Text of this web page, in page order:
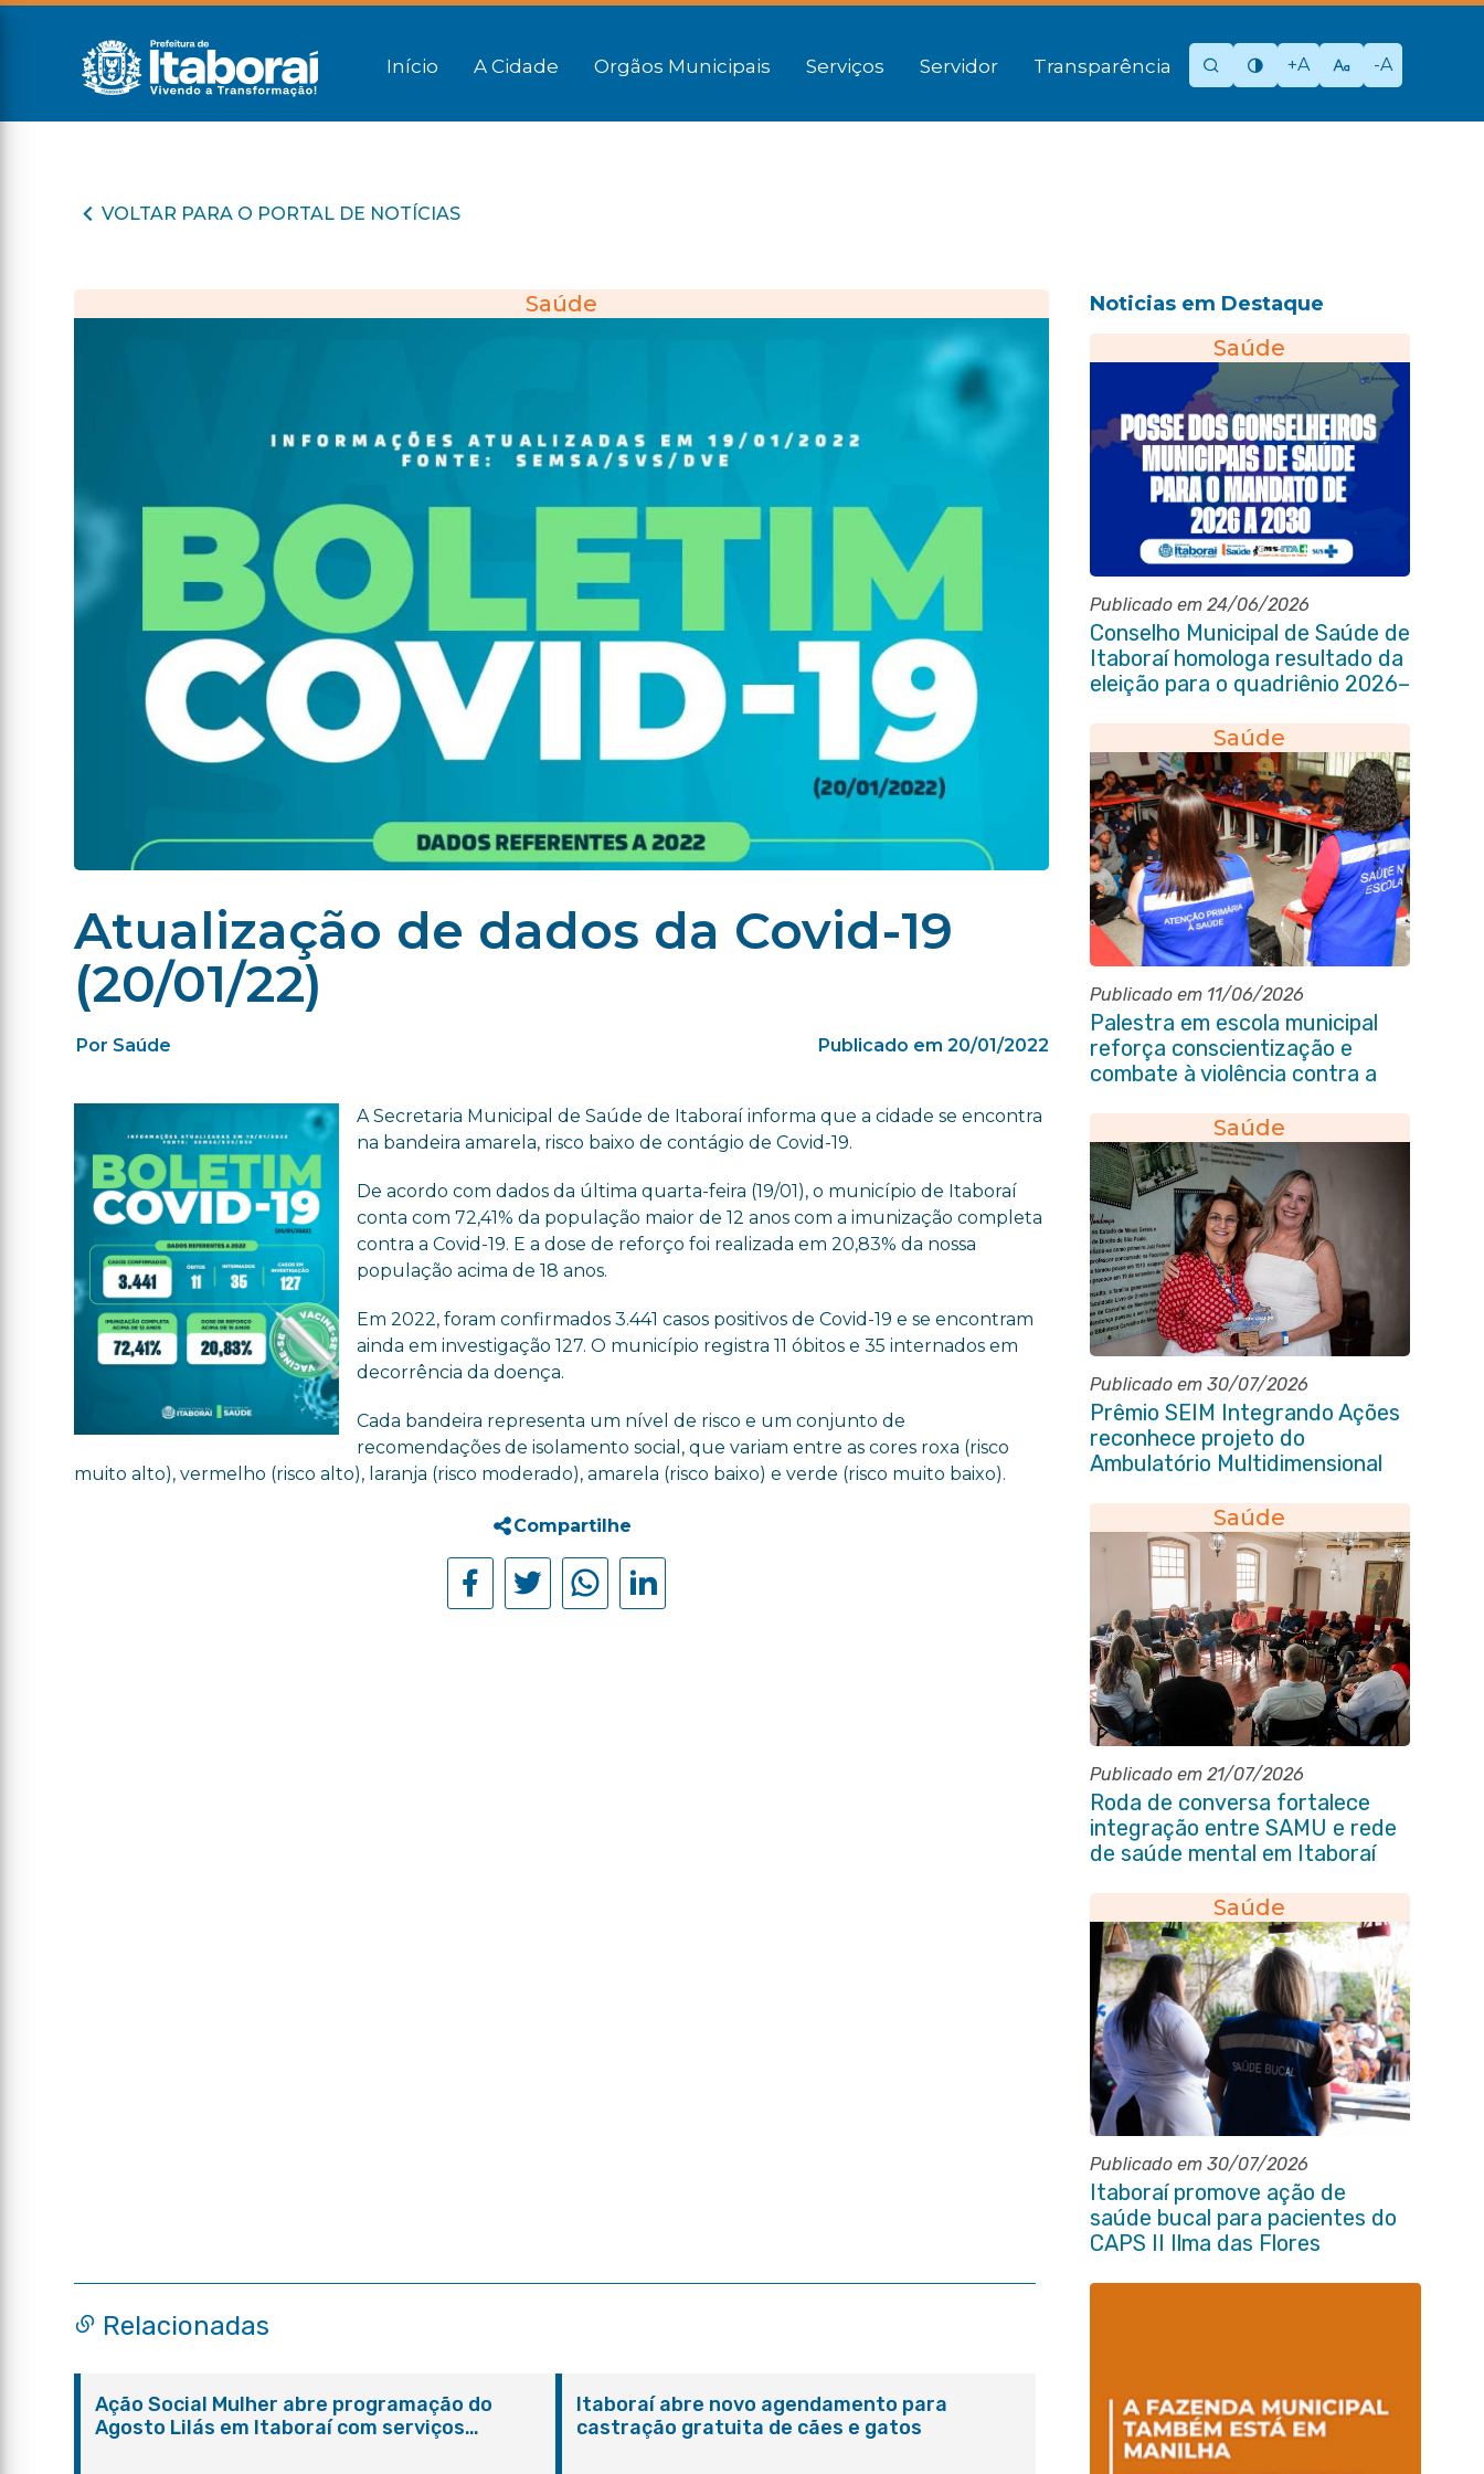
Início A Cidade Orgãos Municipais Serviços Servidor Transparência +A -A
VOLTAR PARA O PORTAL DE NOTÍCIAS
Saúde
Atualização de dados da Covid-19
(20/01/22)
Por Saúde Publicado em 20/01/2022
A Secretaria Municipal de Saúde de Itaboraí informa que a cidade se encontra
na bandeira amarela, risco baixo de contágio de Covid-19.
De acordo com dados da última quarta-feira (19/01), o município de Itaboraí
conta com 72,41% da população maior de 12 anos com a imunização completa
contra a Covid-19. E a dose de reforço foi realizada em 20,83% da nossa
população acima de 18 anos.
Em 2022, foram confirmados 3.441 casos positivos de Covid-19 e se encontram
ainda em investigação 127. O município registra 11 óbitos e 35 internados em
decorrência da doença.
Cada bandeira representa um nível de risco e um conjunto de
recomendações de isolamento social, que variam entre as cores roxa (risco
muito alto), vermelho (risco alto), laranja (risco moderado), amarela (risco baixo) e verde (risco muito baixo).
Compartilhe
Noticias em Destaque
Saúde
Publicado em 24/06/2026
Conselho Municipal de Saúde de
Itaboraí homologa resultado da
eleição para o quadriênio 2026–
Saúde
Publicado em 11/06/2026
Palestra em escola municipal
reforça conscientização e
combate à violência contra a
Saúde
Publicado em 30/07/2026
Prêmio SEIM Integrando Ações
reconhece projeto do
Ambulatório Multidimensional
Saúde
Publicado em 21/07/2026
Roda de conversa fortalece
integração entre SAMU e rede
de saúde mental em Itaboraí
Saúde
Publicado em 30/07/2026
Itaboraí promove ação de
saúde bucal para pacientes do
CAPS II Ilma das Flores
Relacionadas
Ação Social Mulher abre programação do
Agosto Lilás em Itaboraí com serviços
Itaboraí abre novo agendamento para
castração gratuita de cães e gatos